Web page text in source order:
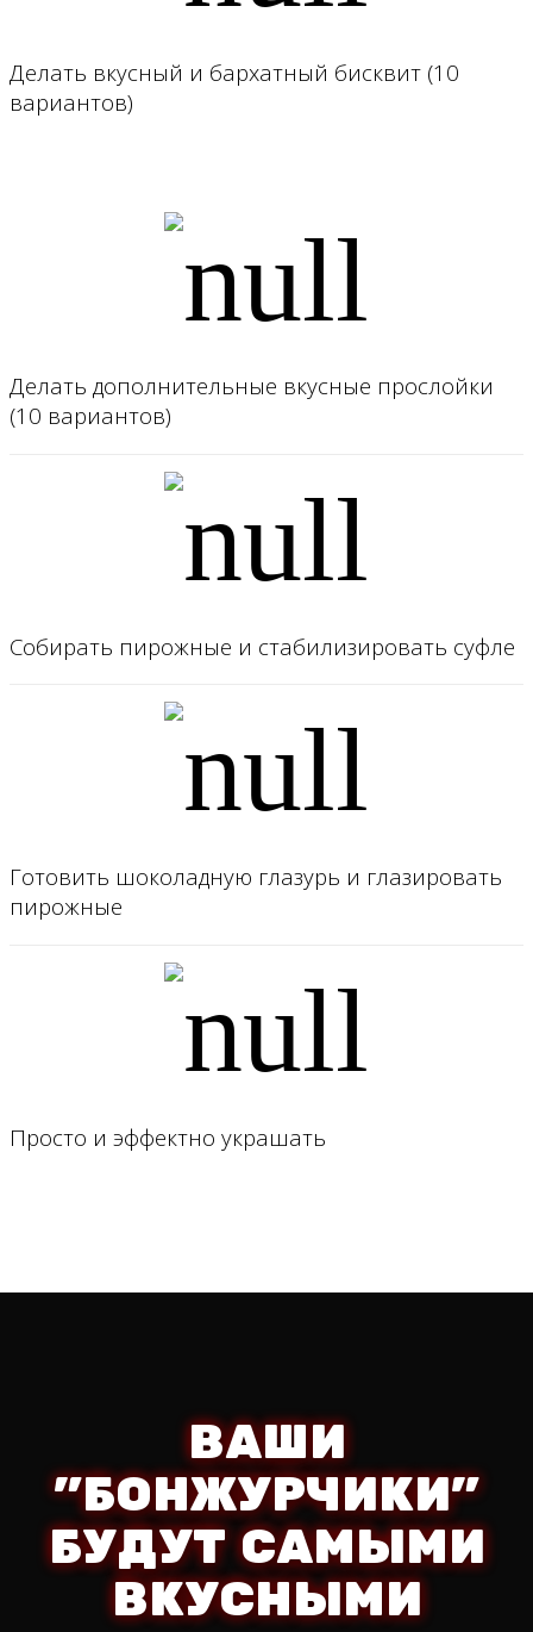
Делать вкусный и бархатный бисквит (10
вариантов)
Делать дополнительные вкусные прослойки
(10 вариантов)
Собирать пирожные и стабилизировать суфле
Готовить шоколадную глазурь и глазировать
пирожные
Просто и эффектно украшать
ВАШИ
"БОНЖУРЧИКИ"
БУДУТ САМЫМИ
ВКУСНЫМИ